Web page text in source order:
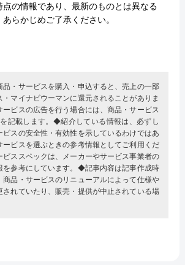
の情報であり、最新のものとは異なる
らかじめご了承ください。
・サービスを購入・申込すると、売上の一部
マイナビウーマンに還元されることがありま
ビスの広告を行う場合には、商品・サービス
記載します。◆紹介している情報は、必ずし
ビスの安全性・有効性を示しているわけではあ
ービスを選ぶときの参考情報としてご利用くだ
ススペックは、メーカーやサービス事業者の
を参考にしています。◆記事内容は記事作成時
商品・サービスのリニューアルによって仕様や
されていたり、販売・提供が中止されている場